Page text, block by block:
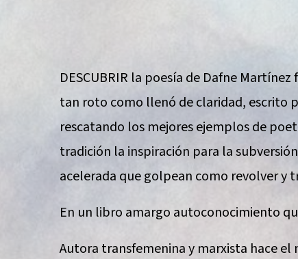
DESCUBRIR la poesía de Dafne
tan roto como llenó de claridad, escrito
rescatando los mejores ejemplos de
tradición la inspiración para la
acelerada que golpean como revolver y
En un libro amargo autoconocimiento
Autora transfemenina y marxista hace